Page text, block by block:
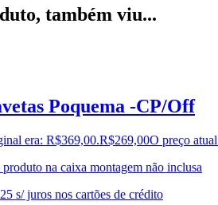
também viu...
Poquema -CP/Off
era: R$369,00.R$269,00O preço
na caixa montagem não inclusa
s/ juros nos cartões de crédito